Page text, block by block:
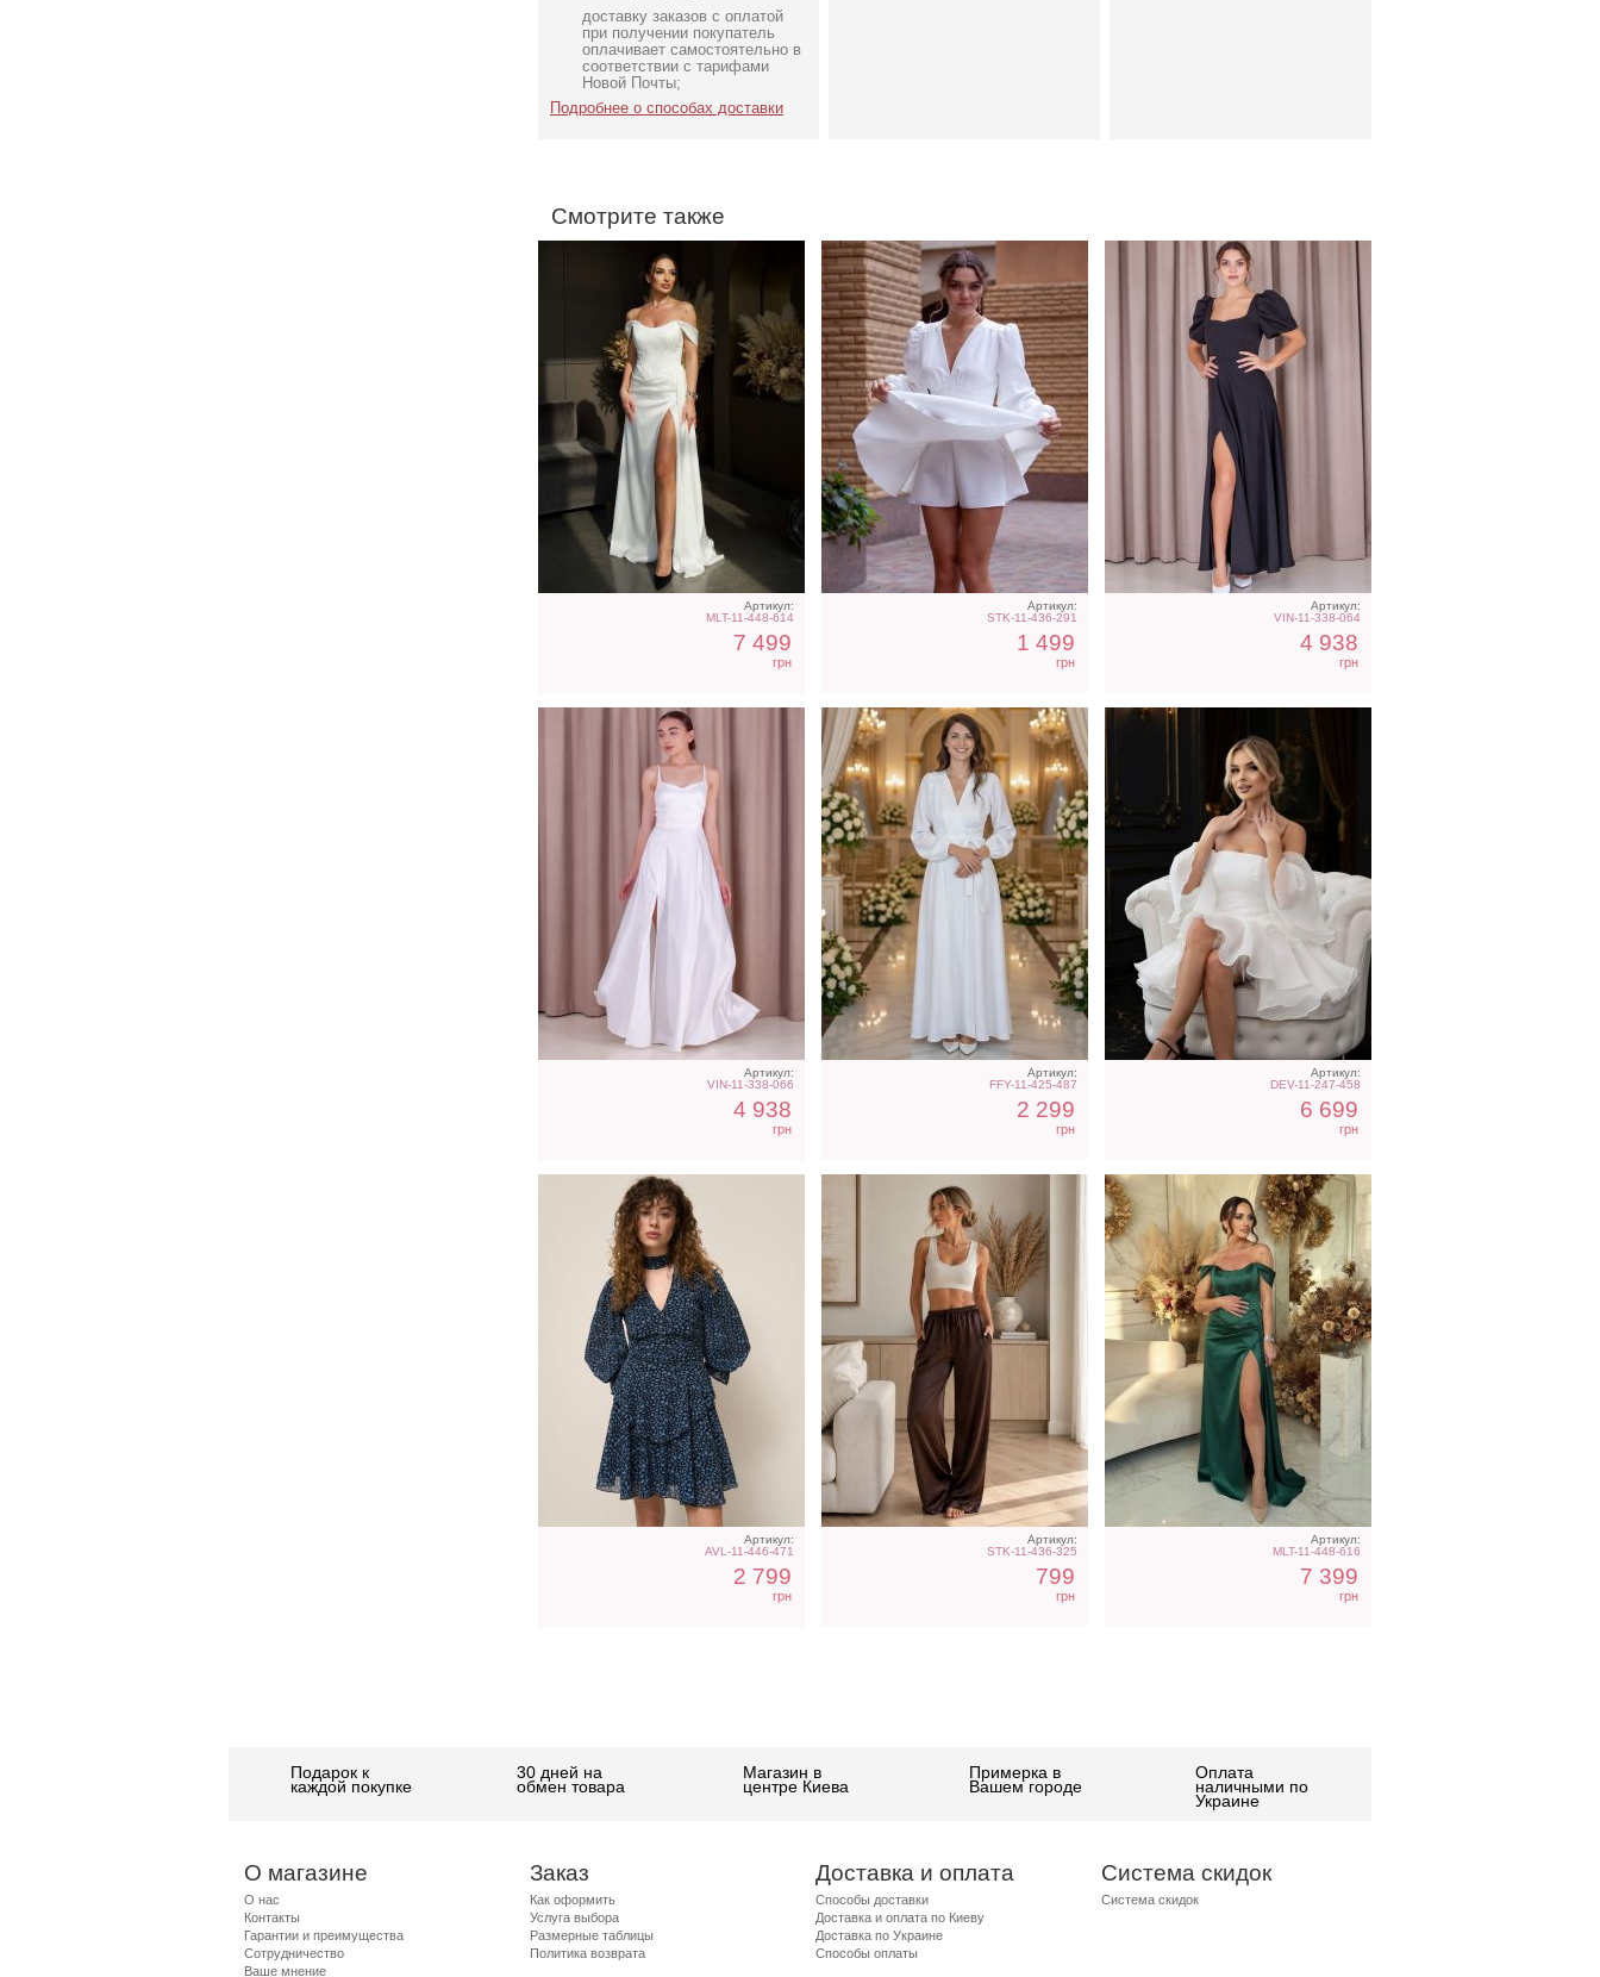
доставку заказов с оплатой
при получении покупатель
оплачивает самостоятельно в
соответствии с тарифами
Новой Почты;
Подробнее о способах доставки
Смотрите также
Вечернее нарядное
корсетное платье белого
цвета
Артикул:
MLT-11-448-614
7 499
грн
Артикул:
STK-11-436-291
1 499
грн
Артикул:
VIN-11-338-064
4 938
грн
Атласное длинное платье
на бретелях в белом цвете
Артикул:
VIN-11-338-066
4 938
грн
Длинное белое вечернее
платье на запах для
невесты
Артикул:
FFY-11-425-487
2 299
грн
Фатиновое короткое белое
платье с открытыми
плечами
Артикул:
DEV-11-247-458
6 699
грн
Легкое шифоновое
короткое платье с
цветочным принтом
Артикул:
AVL-11-446-471
2 799
грн
Классические
шоколадные шелковые
летние женские брюки
Артикул:
STK-11-436-325
799
грн
Вечернее нарядное
корсетное платье зеленого
цвета
Артикул:
MLT-11-448-616
7 399
грн
Подарок к
каждой покупке
30 дней на
обмен товара
Магазин в
центре Киева
Примерка в
Вашем городе
Оплата
наличными по
Украине
О магазине
О нас
Контакты
Гарантии и преимущества
Сотрудничество
Ваше мнение
Заказ
Как оформить
Услуга выбора
Размерные таблицы
Политика возврата
Доставка и оплата
Способы доставки
Доставка и оплата по Киеву
Доставка по Украине
Способы оплаты
Система скидок
Система скидок